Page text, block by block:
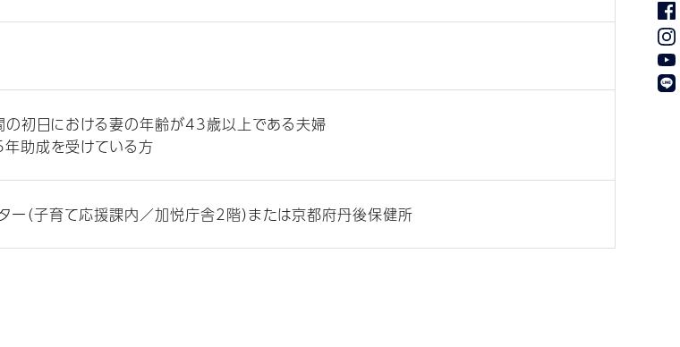
の初日における妻の年齢が43歳以上である夫婦
助成を受けている方
ー（子育て応援課内／加悦庁舎2階）または京都府丹後保健所